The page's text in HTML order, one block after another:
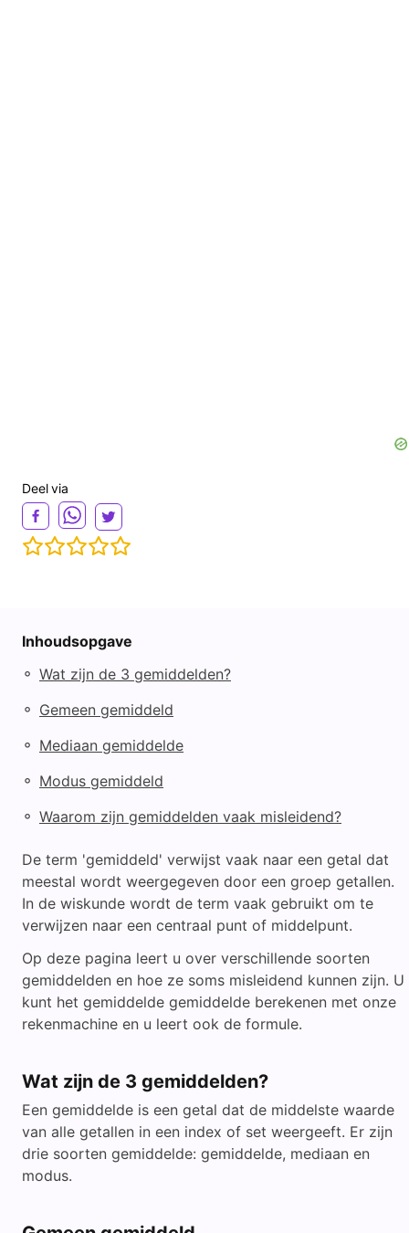
Deel via
Inhoudsopgave
◦ Wat zijn de 3 gemiddelden?
◦ Gemeen gemiddeld
◦ Mediaan gemiddelde
◦ Modus gemiddeld
◦ Waarom zijn gemiddelden vaak misleidend?
De term 'gemiddeld' verwijst vaak naar een getal dat
meestal wordt weergegeven door een groep getallen.
In de wiskunde wordt de term vaak gebruikt om te
verwijzen naar een centraal punt of middelpunt.
Op deze pagina leert u over verschillende soorten
gemiddelden en hoe ze soms misleidend kunnen zijn. U
kunt het gemiddelde gemiddelde berekenen met onze
rekenmachine en u leert ook de formule.
Wat zijn de 3 gemiddelden?
Een gemiddelde is een getal dat de middelste waarde
van alle getallen in een index of set weergeeft. Er zijn
drie soorten gemiddelde: gemiddelde, mediaan en
modus.